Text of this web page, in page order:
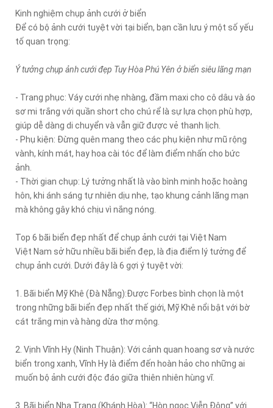
Kinh nghiệm chụp ảnh cưới ở biển
Để có bộ ảnh cưới tuyệt vời tại biển, bạn cần lưu ý một số yếu
tố quan trọng:
Ý tưởng chụp ảnh cưới đẹp Tuy Hòa Phú Yên ở biển siêu lãng mạn
- Trang phục: Váy cưới nhẹ nhàng, đầm maxi cho cô dâu và áo
sơ mi trắng với quần short cho chú rể là sự lựa chọn phù hợp,
giúp dễ dàng di chuyển và vẫn giữ được vẻ thanh lịch.
- Phụ kiện: Đừng quên mang theo các phụ kiện như mũ rộng
vành, kính mát, hay hoa cài tóc để làm điểm nhấn cho bức
ảnh.
- Thời gian chụp: Lý tưởng nhất là vào bình minh hoặc hoàng
hôn, khi ánh sáng tự nhiên dịu nhẹ, tạo khung cảnh lãng mạn
mà không gây khó chịu vì nắng nóng.
Top 6 bãi biển đẹp nhất để chụp ảnh cưới tại Việt Nam
Việt Nam sở hữu nhiều bãi biển đẹp, là địa điểm lý tưởng để
chụp ảnh cưới. Dưới đây là 6 gợi ý tuyệt vời:
1. Bãi biển Mỹ Khê (Đà Nẵng):Được Forbes bình chọn là một
trong những bãi biển đẹp nhất thế giới, Mỹ Khê nổi bật với bờ
cát trắng mịn và hàng dừa thơ mộng.
2. Vịnh Vĩnh Hy (Ninh Thuận): Với cảnh quan hoang sơ và nước
biển trong xanh, Vĩnh Hy là điểm đến hoàn hảo cho những ai
muốn bộ ảnh cưới độc đáo giữa thiên nhiên hùng vĩ.
3. Bãi biển Nha Trang (Khánh Hòa): “Hòn ngọc Viễn Đông” với